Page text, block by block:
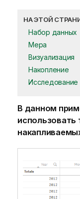
НА ЭТОЙ
Набор данных
Мера
Визуализация
Накопление
Исследование
В данном
использовать